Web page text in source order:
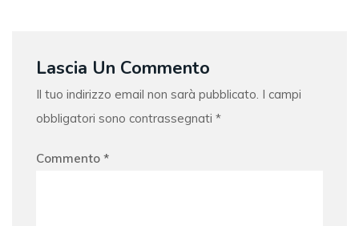
Lascia Un Commento
Il tuo indirizzo email non sarà pubblicato. I campi
obbligatori sono contrassegnati *
Commento *